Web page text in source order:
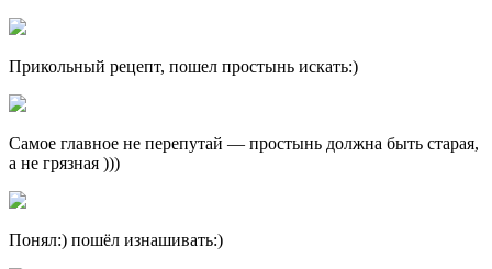
Прикольный рецепт, пошел простынь искать:)
Самое главное не перепутай — простынь должна быть старая,
а не грязная )))
Понял:) пошёл изнашивать:)